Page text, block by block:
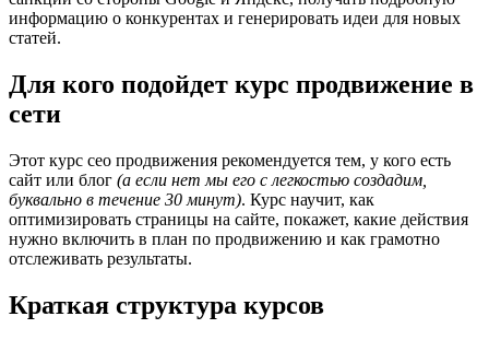
информацию о конкурентах и ​​генерировать идеи для новых
статей.
Для кого подойдет курс продвижение в
сети
Этот курс сео продвижения рекомендуется тем, у кого есть
сайт или блог (а если нет мы его с легкостью создадим,
буквально в течение 30 минут). Курс научит, как
оптимизировать страницы на сайте, покажет, какие действия
нужно включить в план по продвижению и как грамотно
отслеживать результаты.
Краткая структура курсов